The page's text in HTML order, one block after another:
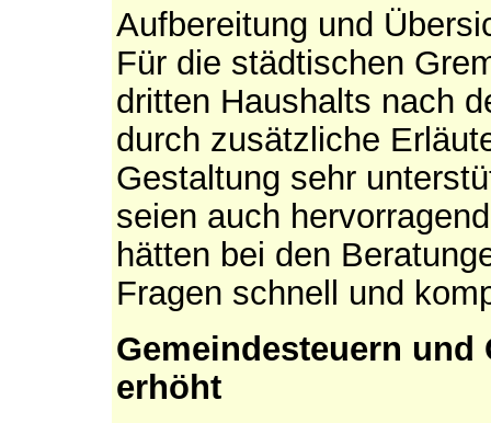
Aufbereitung und
Für die städtischen
dritten Haushalts nach
durch zusätzliche
Gestaltung sehr
seien auch
hätten bei den
Fragen schnell und
Gemeindesteuern
erhöht